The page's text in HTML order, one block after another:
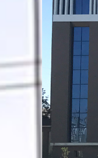
сетей"